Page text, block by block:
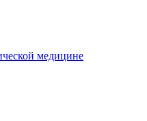
медицине